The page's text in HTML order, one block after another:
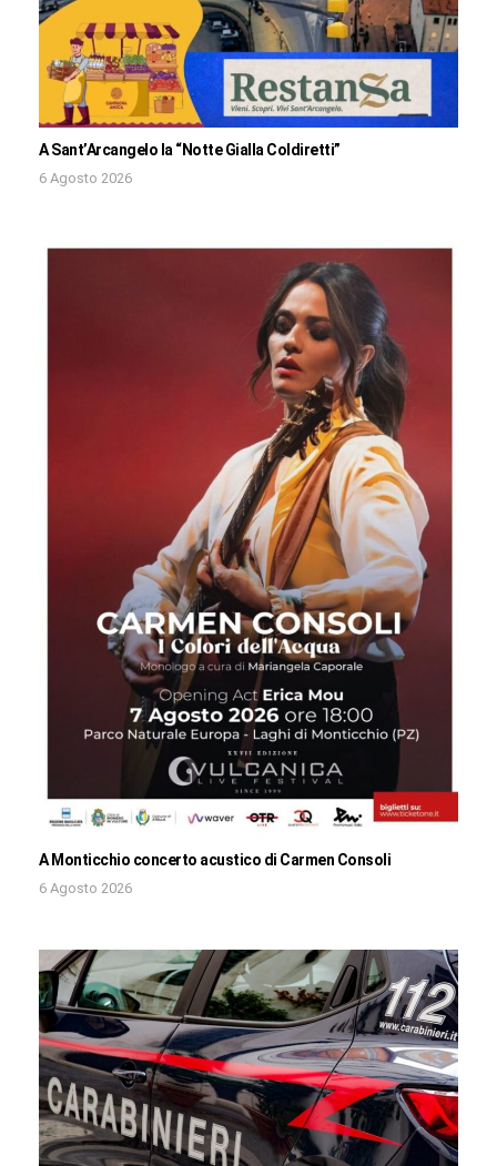
A Sant’Arcangelo la “Notte Gialla Coldiretti”
6 Agosto 2026
A Monticchio concerto acustico di Carmen Consoli
6 Agosto 2026